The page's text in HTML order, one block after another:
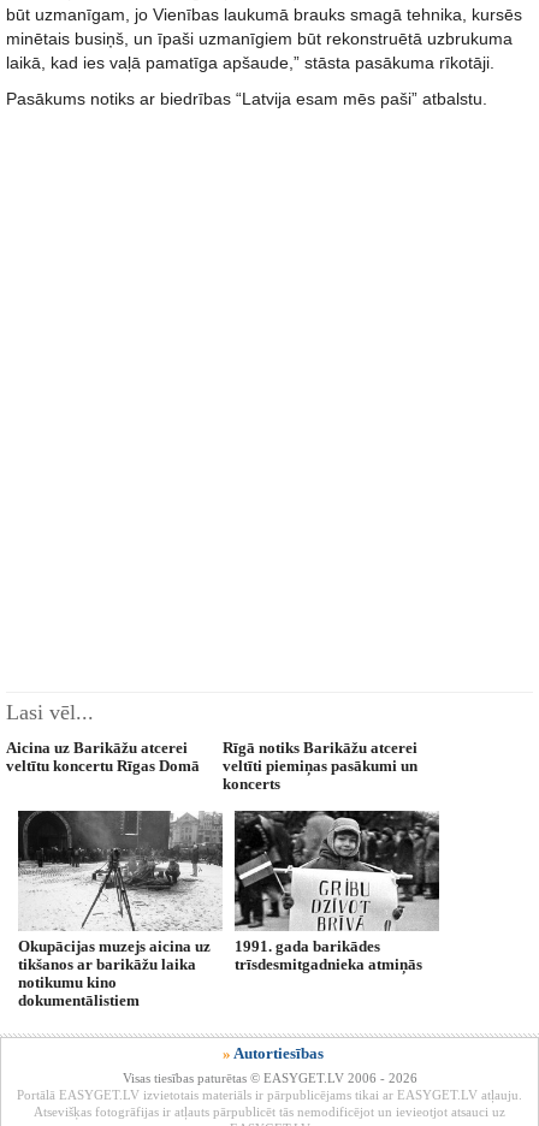
būt uzmanīgam, jo Vienības laukumā brauks smagā tehnika, kursēs
minētais busiņš, un īpaši uzmanīgiem būt rekonstruētā uzbrukuma
laikā, kad ies vaļā pamatīga apšaude,” stāsta pasākuma rīkotāji.
Pasākums notiks ar biedrības “Latvija esam mēs paši” atbalstu.
Lasi vēl...
Aicina uz Barikāžu atcerei
veltītu koncertu Rīgas Domā
Rīgā notiks Barikāžu atcerei
veltīti piemiņas pasākumi un
koncerts
Okupācijas muzejs aicina uz
tikšanos ar barikāžu laika
notikumu kino
dokumentālistiem
1991. gada barikādes
trīsdesmitgadnieka atmiņās
» Autortiesības
Visas tiesības paturētas © EASYGET.LV 2006 - 2026
Portālā EASYGET.LV izvietotais materiāls ir pārpublicējams tikai ar EASYGET.LV atļauju.
Atsevišķas fotogrāfijas ir atļauts pārpublicēt tās nemodificējot un ievieotjot atsauci uz